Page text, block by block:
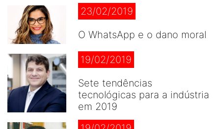
23/02/2019
O WhatsApp e o dano moral
19/02/2019
Sete tendências
tecnológicas para a indústria
em 2019